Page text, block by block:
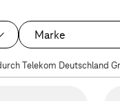
Marke
Telekom Deutschland